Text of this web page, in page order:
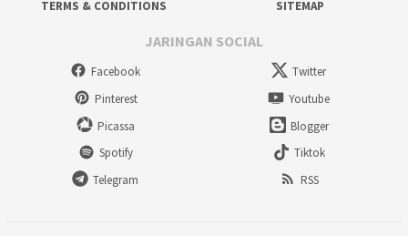
TERMS & CONDITIONS
SITEMAP
JARINGAN SOCIAL
Facebook
Twitter
Pinterest
Youtube
Picassa
Blogger
Spotify
Tiktok
Telegram
RSS